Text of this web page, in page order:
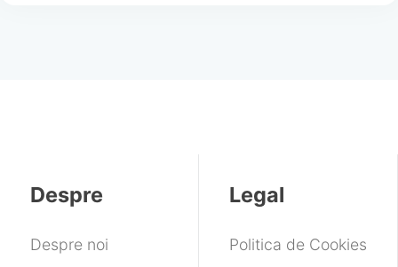
Despre
Despre noi
Legal
Politica de Cookies